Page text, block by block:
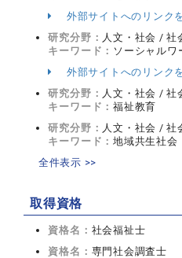
外部サイトへのリンク
研究分野： 人文・社会 / 社
キーワード： ソーシャルワ
外部サイトへのリンク
研究分野： 人文・社会 / 社
キーワード：福祉教育
研究分野： 人文・社会 / 社
キーワード：地域共生社会
全件表示 >>
取得資格
資格名： 社会福祉士
資格名： 専門社会調査士